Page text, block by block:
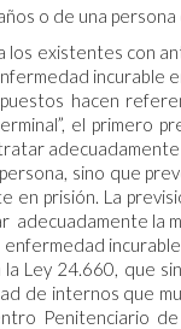
o de una persona
los existentes con
incurable
hacen
el primero
sino que
prisión. La
adecuadamente la
Ley 24.660, que
de internos que
Penitenciario